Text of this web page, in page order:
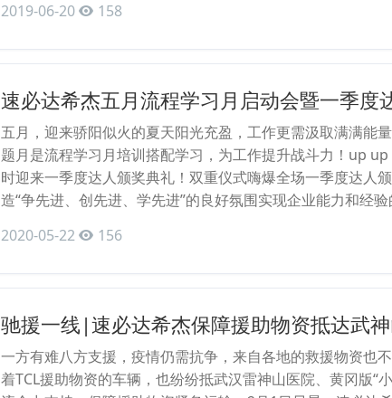
2019-06-20
158
速必达希杰五月流程学习月启动会暨一季度
五月，迎来骄阳似火的夏天阳光充盈，工作更需汲取满满能
题月是流程学习月培训搭配学习，为工作提升战斗力！up
时迎来一季度达人颁奖典礼！双重仪式嗨爆全场一季度达人
造“争先进、创先进、学先进”的良好氛围实现企业能力和经
2020-05-22
156
驰援一线|速必达希杰保障援助物资抵达武
一方有难八方支援，疫情仍需抗争，来自各地的救援物资也
着TCL援助物资的车辆，也纷纷抵武汉雷神山医院、黄冈版“